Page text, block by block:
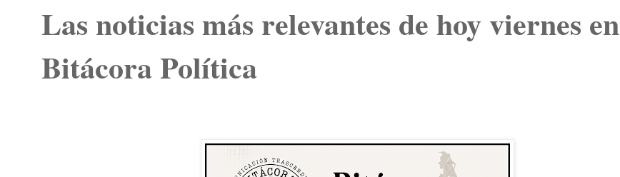
Las noticias más relevantes de hoy viernes en
Bitácora Política